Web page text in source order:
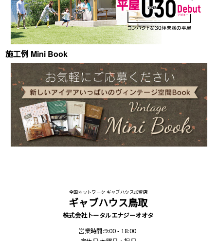
施工例 Mini Book
全国ネットワーク ギャブハウス加盟店
ギャブハウス鳥取
株式会社トータルエナジーオオタ
営業時間:9:00 - 18:00